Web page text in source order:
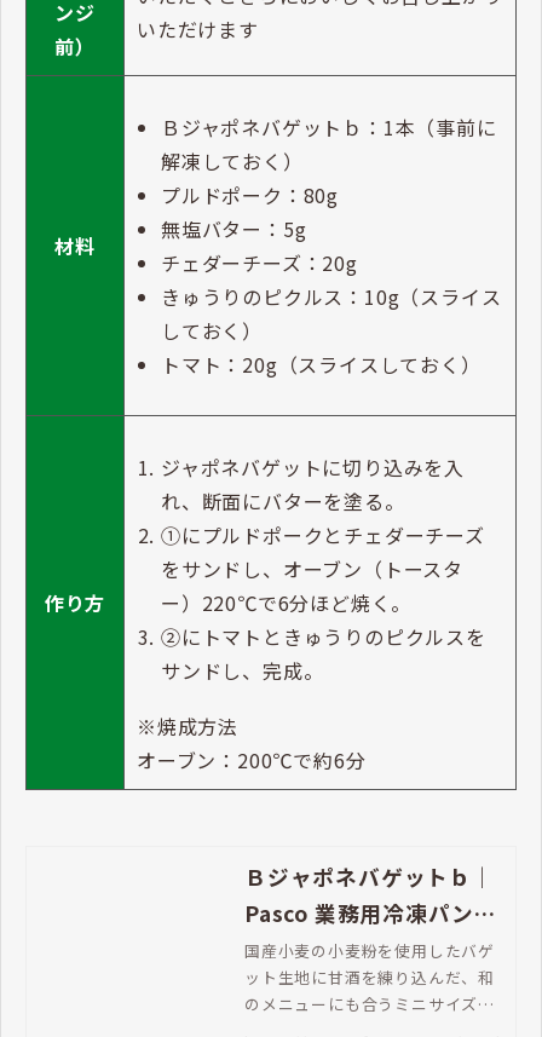
▼Ｂジャポネバゲットｂでつくる『プルドポークとチ
ェダーチーズのホットサンド』レシピ
シピ
小袋のまま、室温25℃で120分解凍
※室温解凍後、トースターで軽く焼いて
いただくとさらにおいしくお召し上がり
いただけます
Ｂジャポネバゲットｂ：1本（事前に
解凍しておく）
プルドポーク：80g
無塩バター：5g
チェダーチーズ：20g
きゅうりのピクルス：10g（スライス
しておく）
トマト：20g（スライスしておく）
ジャポネバゲットに切り込みを入
れ、断面にバターを塗る。
をサンドし、オーブン（トースタ
ー）220℃で6分ほど焼く。
②にトマトときゅうりのピクルスを
サンドし、完成。